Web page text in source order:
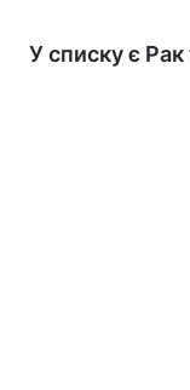
У списку є